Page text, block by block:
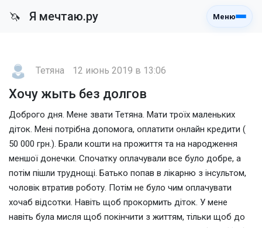
🦄 Я мечтаю.ру Меню
Тетяна 12 июнь 2019 в 13:06
Хочу жыть без долгов
Доброго дня. Мене звати Тетяна. Мати троїх маленьких
діток. Мені потрібна допомога, оплатити онлайн кредити (
50 000 грн.). Брали кошти на прожиття та на народження
меншої донечки. Спочатку оплачували все було добре, а
потім пішли труднощі. Батько попав в лікарню з інсультом,
чоловік втратив роботу. Потім не було чим оплачувати
хочаб відсотки. Навіть щоб прокормить діток. У мене
навіть була мисля щоб покінчити з життям, тільки щоб до